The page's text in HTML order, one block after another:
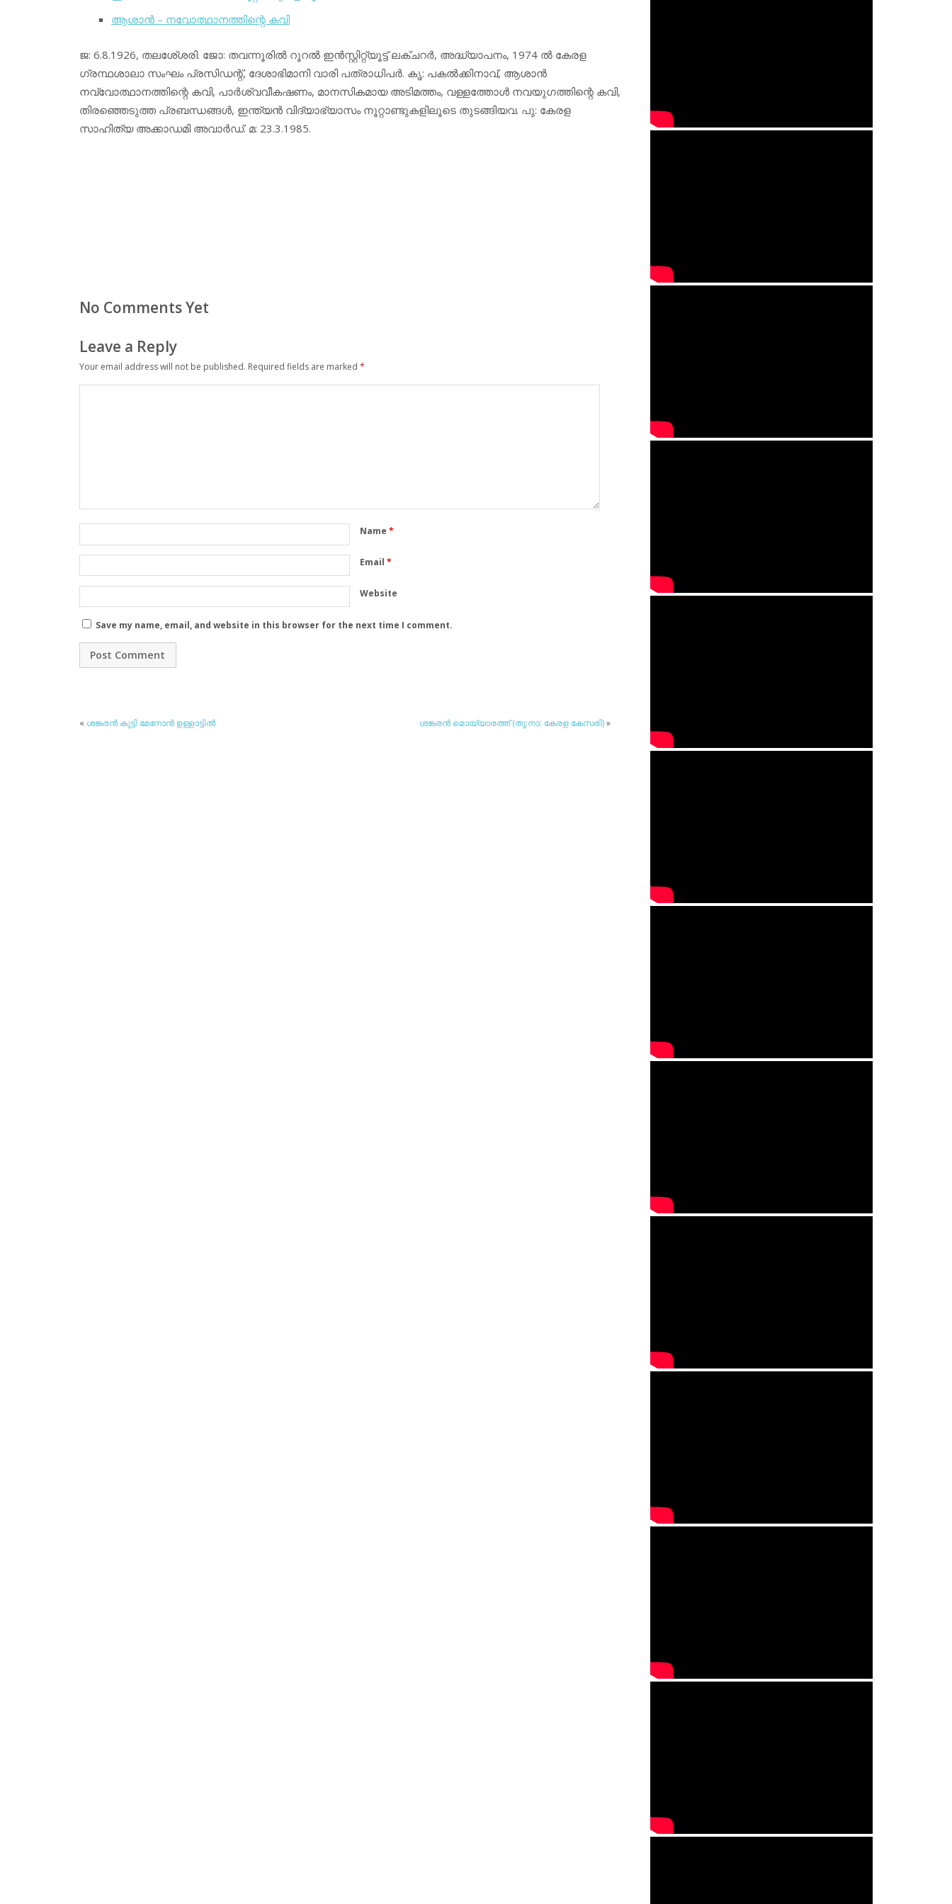
ആശാന്‍ – നവോത്ഥാനത്തിന്റെ കവി
ജ: 6.8.1926, തലശേ്ശരി. ജോ: തവന്നൂരില്‍ റൂറല്‍ ഇന്‍സ്റ്റിറ്റ്യൂട്ട് ലക്ചറര്‍, അദ്ധ്യാപനം, 1974 ല്‍ കേരള
ഗ്രന്ഥശാലാ സംഘം പ്രസിഡന്റ്, ദേശാഭിമാനി വാരി പത്രാധിപര്‍. കൃ: പകല്‍ക്കിനാവ്, ആശാന്‍
നവ്വോത്ഥാനത്തിന്റെ കവി, പാര്‍ശ്വവീകഷണം, മാനസികമായ അടിമത്തം, വള്ളത്തോള്‍ നവയുഗത്തിന്റെ കവി,
തിരഞ്ഞെടുത്ത പ്രബന്ധങ്ങള്‍, ഇന്ത്യന്‍ വിദ്യാഭ്യാസം നൂറ്റാണ്ടുകളിലൂടെ തുടങ്ങിയവ. പു: കേരള
സാഹിത്യ അക്കാഡമി അവാര്‍ഡ്. മ: 23.3.1985.
No Comments Yet
Leave a Reply
Your email address will not be published. Required fields are marked *
Name *
Email *
Website
Save my name, email, and website in this browser for the next time I comment.
« ശങ്കരന്‍ കുട്ടി മേനോന്‍ ഉള്ളാട്ടില്‍ ശങ്കരന്‍ മൊയ്യാരത്ത് (തൂ:നാ: കേരള കേസരി)»